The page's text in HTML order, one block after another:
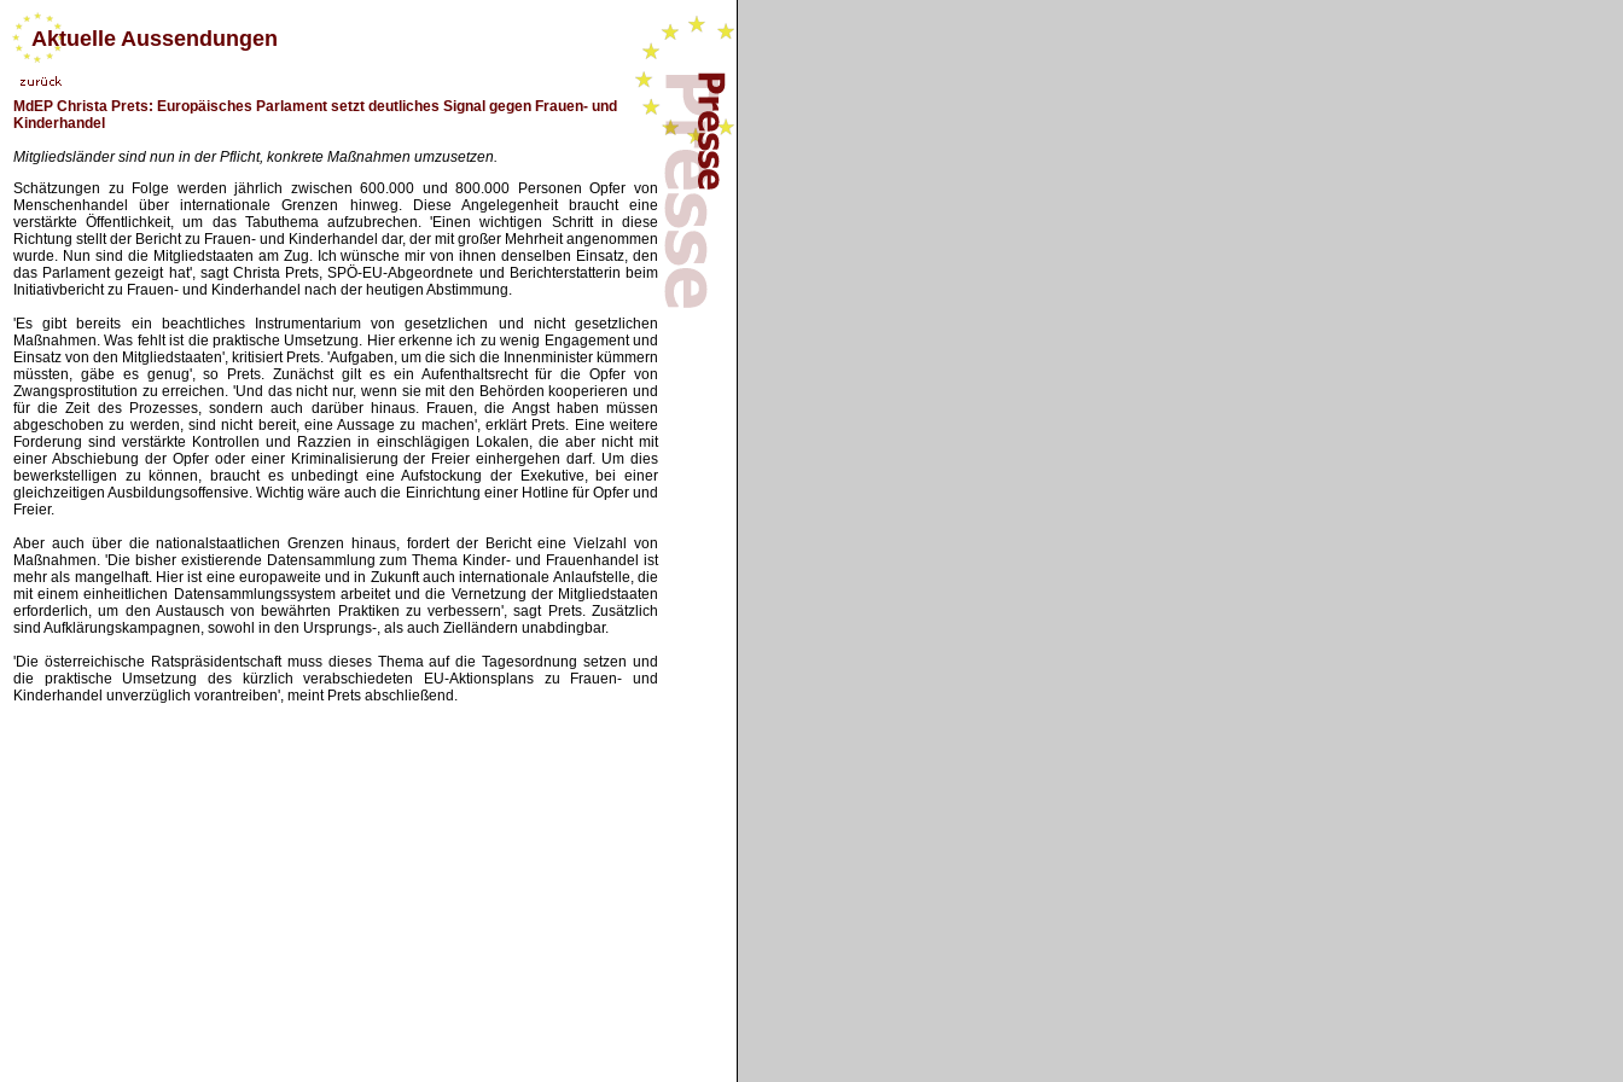
Aktuelle Aussendungen
MdEP Christa Prets: Europäisches Parlament setzt deutliches Signal gegen Frauen- und
Kinderhandel
Mitgliedsländer sind nun in der Pflicht, konkrete Maßnahmen umzusetzen.
Schätzungen zu Folge werden jährlich zwischen 600.000 und 800.000 Personen Opfer von
Menschenhandel über internationale Grenzen hinweg. Diese Angelegenheit braucht eine
verstärkte Öffentlichkeit, um das Tabuthema aufzubrechen. 'Einen wichtigen Schritt in diese
Richtung stellt der Bericht zu Frauen- und Kinderhandel dar, der mit großer Mehrheit angenommen
wurde. Nun sind die Mitgliedstaaten am Zug. Ich wünsche mir von ihnen denselben Einsatz, den
das Parlament gezeigt hat', sagt Christa Prets, SPÖ-EU-Abgeordnete und Berichterstatterin beim
Initiativbericht zu Frauen- und Kinderhandel nach der heutigen Abstimmung.
'Es gibt bereits ein beachtliches Instrumentarium von gesetzlichen und nicht gesetzlichen
Maßnahmen. Was fehlt ist die praktische Umsetzung. Hier erkenne ich zu wenig Engagement und
Einsatz von den Mitgliedstaaten', kritisiert Prets. 'Aufgaben, um die sich die Innenminister kümmern
müssten, gäbe es genug', so Prets. Zunächst gilt es ein Aufenthaltsrecht für die Opfer von
Zwangsprostitution zu erreichen. 'Und das nicht nur, wenn sie mit den Behörden kooperieren und
für die Zeit des Prozesses, sondern auch darüber hinaus. Frauen, die Angst haben müssen
abgeschoben zu werden, sind nicht bereit, eine Aussage zu machen', erklärt Prets. Eine weitere
Forderung sind verstärkte Kontrollen und Razzien in einschlägigen Lokalen, die aber nicht mit
einer Abschiebung der Opfer oder einer Kriminalisierung der Freier einhergehen darf. Um dies
bewerkstelligen zu können, braucht es unbedingt eine Aufstockung der Exekutive, bei einer
gleichzeitigen Ausbildungsoffensive. Wichtig wäre auch die Einrichtung einer Hotline für Opfer und
Freier.
Aber auch über die nationalstaatlichen Grenzen hinaus, fordert der Bericht eine Vielzahl von
Maßnahmen. 'Die bisher existierende Datensammlung zum Thema Kinder- und Frauenhandel ist
mehr als mangelhaft. Hier ist eine europaweite und in Zukunft auch internationale Anlaufstelle, die
mit einem einheitlichen Datensammlungssystem arbeitet und die Vernetzung der Mitgliedstaaten
erforderlich, um den Austausch von bewährten Praktiken zu verbessern', sagt Prets. Zusätzlich
sind Aufklärungskampagnen, sowohl in den Ursprungs-, als auch Zielländern unabdingbar.
'Die österreichische Ratspräsidentschaft muss dieses Thema auf die Tagesordnung setzen und
die praktische Umsetzung des kürzlich verabschiedeten EU-Aktionsplans zu Frauen- und
Kinderhandel unverzüglich vorantreiben', meint Prets abschließend.